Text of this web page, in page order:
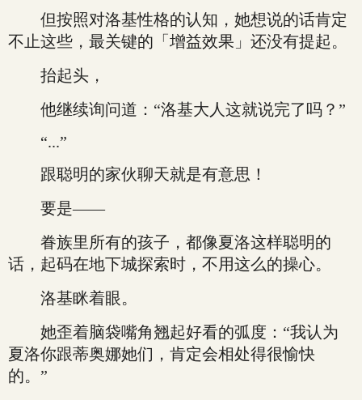
但按照对洛基性格的认知，她想说的话肯定
不止这些，最关键的「增益效果」还没有提起。
抬起头，
他继续询问道：“洛基大人这就说完了吗？”
“...”
跟聪明的家伙聊天就是有意思！
要是——
眷族里所有的孩子，都像夏洛这样聪明的
话，起码在地下城探索时，不用这么的操心。
洛基眯着眼。
她歪着脑袋嘴角翘起好看的弧度：“我认为
夏洛你跟蒂奥娜她们，肯定会相处得很愉快
的。”